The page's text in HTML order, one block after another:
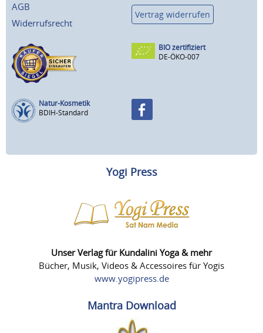
AGB
Widerrufsrecht
Vertrag widerrufen
BIO zertifiziert
DE-ÖKO-007
Natur-Kosmetik
BDIH-Standard
Yogi Press
Unser Verlag für Kundalini Yoga & mehr
Bücher, Musik, Videos & Accessoires für Yogis
www.yogipress.de
Mantra Download